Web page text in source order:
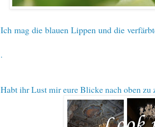
Ich mag die blauen Lippen und die
.
Habt ihr Lust mir eure Blicke nach oben zu